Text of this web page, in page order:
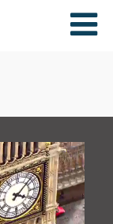
×
PAYS